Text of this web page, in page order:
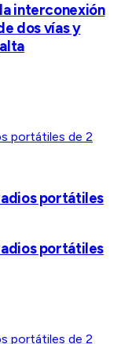
interconexión
dos vías y
portátiles
portátiles